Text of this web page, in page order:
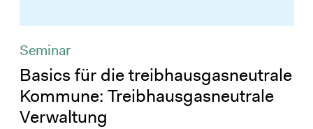
Seminar
Basics für die treibhausgasneutrale
Kommune: Treibhausgasneutrale
Verwaltung